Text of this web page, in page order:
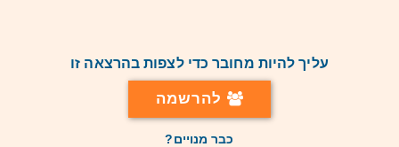
עליך להיות מחובר כדי לצפות בהרצאה זו
להרשמה
כבר מנויים?